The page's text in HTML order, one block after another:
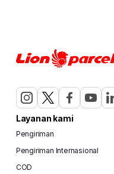
Layanan kami
Pengiriman
Pengiriman Internasional
COD